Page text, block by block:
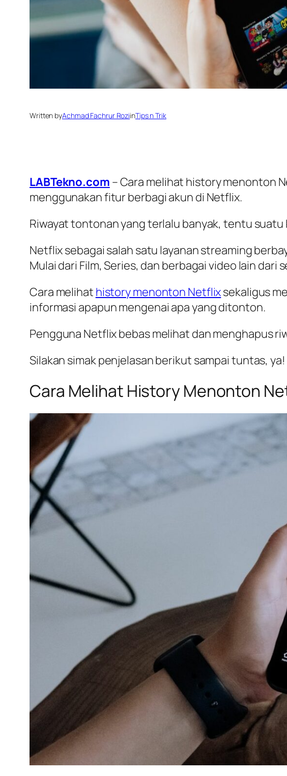
Written byAchmad Fachrur RoziinTips n Trik
LABTekno.com – Cara melihat history menonton
menggunakan fitur berbagi akun di Netflix.
Riwayat tontonan yang terlalu banyak, tentu
Netflix sebagai salah satu layanan streaming
Mulai dari Film, Series, dan berbagai video lain dari
Cara melihat history menonton Netflixsekaligus
informasi apapun mengenai apa yang ditonton.
Pengguna Netflix bebas melihat dan menghapus
Silakan simak penjelasan berikut sampai tuntas, ya!
Cara Melihat History Menonton